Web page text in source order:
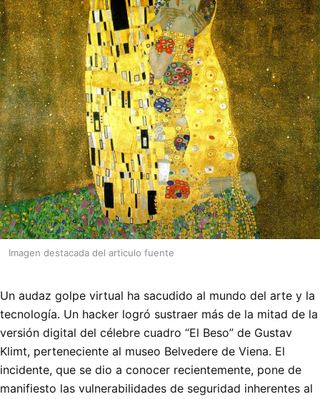
Imagen destacada del articulo fuente
Un audaz golpe virtual ha sacudido al mundo del arte y la
tecnología. Un hacker logró sustraer más de la mitad de la
versión digital del célebre cuadro “El Beso” de Gustav
Klimt, perteneciente al museo Belvedere de Viena. El
incidente, que se dio a conocer recientemente, pone de
manifiesto las vulnerabilidades de seguridad inherentes al